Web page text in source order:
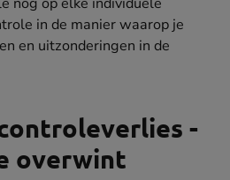
in de manier waarop je
en uitzonderingen in de
-
overwint